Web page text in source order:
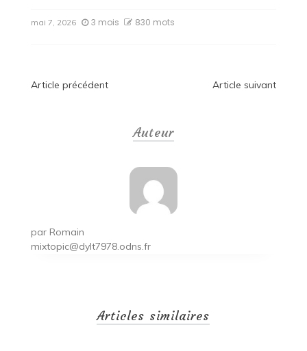
mai 7, 2026 3 mois 830 mots
Navigation
Article précédent Article suivant
Auteur
par Romain
mixtopic@dylt7978.odns.fr
Articles similaires